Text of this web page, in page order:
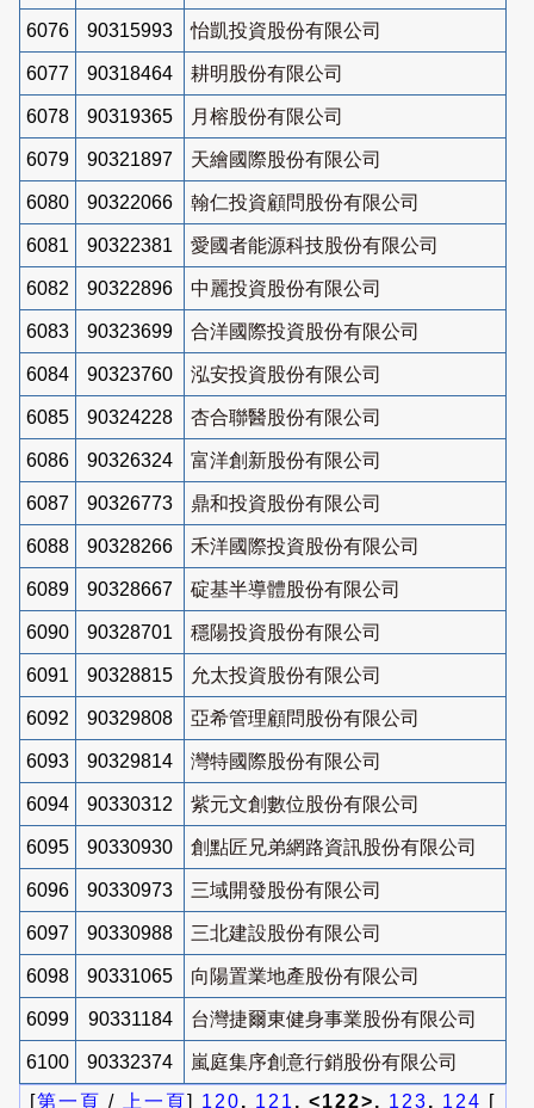
6076 90315993 怡凱投資股份有限公司
6077 90318464 耕明股份有限公司
6078 90319365 月榕股份有限公司
6079 90321897 天繪國際股份有限公司
6080 90322066 翰仁投資顧問股份有限公司
6081 90322381 愛國者能源科技股份有限公司
6082 90322896 中麗投資股份有限公司
6083 90323699 合洋國際投資股份有限公司
6084 90323760 泓安投資股份有限公司
6085 90324228 杏合聯醫股份有限公司
6086 90326324 富洋創新股份有限公司
6087 90326773 鼎和投資股份有限公司
6088 90328266 禾洋國際投資股份有限公司
6089 90328667 碇基半導體股份有限公司
6090 90328701 穩陽投資股份有限公司
6091 90328815 允太投資股份有限公司
6092 90329808 亞希管理顧問股份有限公司
6093 90329814 灣特國際股份有限公司
6094 90330312 紫元文創數位股份有限公司
6095 90330930 創點匠兄弟網路資訊股份有限公司
6096 90330973 三域開發股份有限公司
6097 90330988 三北建設股份有限公司
6098 90331065 向陽置業地產股份有限公司
6099 90331184 台灣捷爾東健身事業股份有限公司
6100 90332374
嵐庭集序創意行銷股份有限公司
[第一頁 / 上一頁] 120, 121 , <122>, 123, 124 [